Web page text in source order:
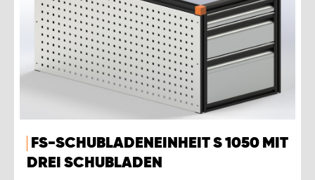
FS-SCHUBLADENEINHEIT S 1050 MIT
DREI SCHUBLADEN